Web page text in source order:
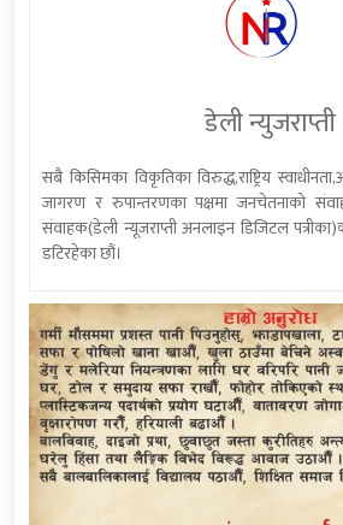
डेली न्युजराप्ती
सबै किसिमका विकृतिका विरुद्ध,राष्ट्रिय
जागरण र रुपान्तरणका पक्षमा जनचेतनाको
संवाहक(डेली न्यूजराप्ती अनलाइन डिजिटल
डटिरहेका छौं।